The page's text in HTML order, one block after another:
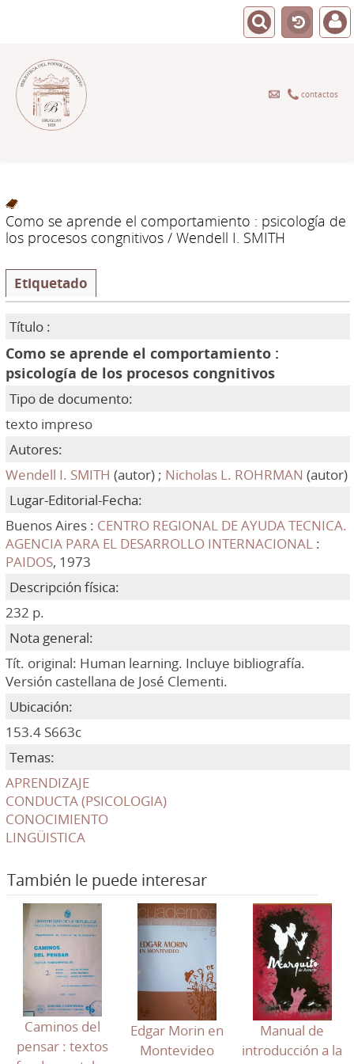
contactos
Como se aprende el comportamiento : psicología de
los procesos congnitivos/ Wendell I. SMITH
Etiquetado
Título :
Como se aprende el comportamiento :
psicología de los procesos congnitivos
Tipo de documento:
texto impreso
Autores:
Wendell I. SMITH (autor) ; Nicholas L. ROHRMAN (autor)
Lugar-Editorial-Fecha:
Buenos Aires : CENTRO REGIONAL DE AYUDA TECNICA.
AGENCIA PARA EL DESARROLLO INTERNACIONAL :
PAIDOS, 1973
Descripción física:
232 p.
Nota general:
Tít. original: Human learning. Incluye bibliografía.
Versión castellana de José Clementi.
Ubicación:
153.4 S663c
Temas:
APRENDIZAJE
CONDUCTA (PSICOLOGIA)
CONOCIMIENTO
LINGÜISTICA
También le puede interesar
Caminos del
pensar : textos
Edgar Morin en
Montevideo
Manual de
introducción a la